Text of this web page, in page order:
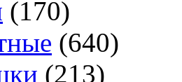
(170)
(640)
(213)